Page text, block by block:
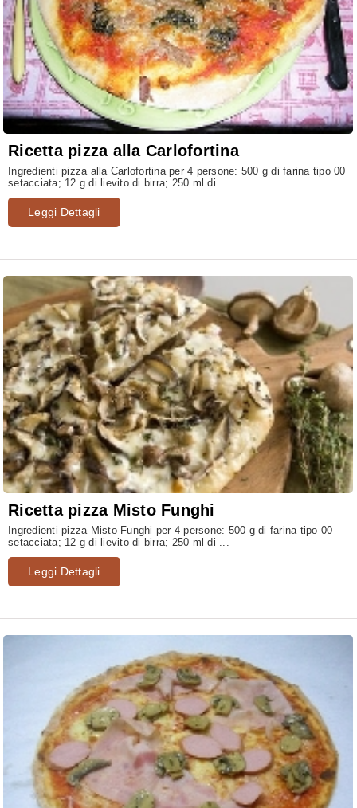
Ricetta pizza alla Carlofortina
Ingredienti pizza alla Carlofortina per 4 persone: 500 g di farina tipo 00
setacciata; 12 g di lievito di birra; 250 ml di ...
Leggi Dettagli
Ricetta pizza Misto Funghi
Ingredienti pizza Misto Funghi per 4 persone: 500 g di farina tipo 00
setacciata; 12 g di lievito di birra; 250 ml di ...
Leggi Dettagli